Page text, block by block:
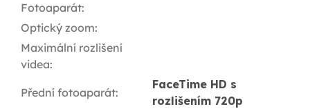
Fotoaparát:
Optický zoom:
Maximální rozlišení
videa:
Přední fotoaparát:
FaceTime HD s
rozlišením 720p